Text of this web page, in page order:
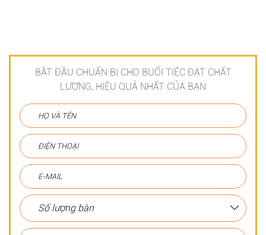
BẮT ĐẦU CHUẨN BỊ CHO BUỔI TIỆC ĐẠT CHẤT
LƯỢNG, HIỆU QUẢ NHẤT CỦA BẠN